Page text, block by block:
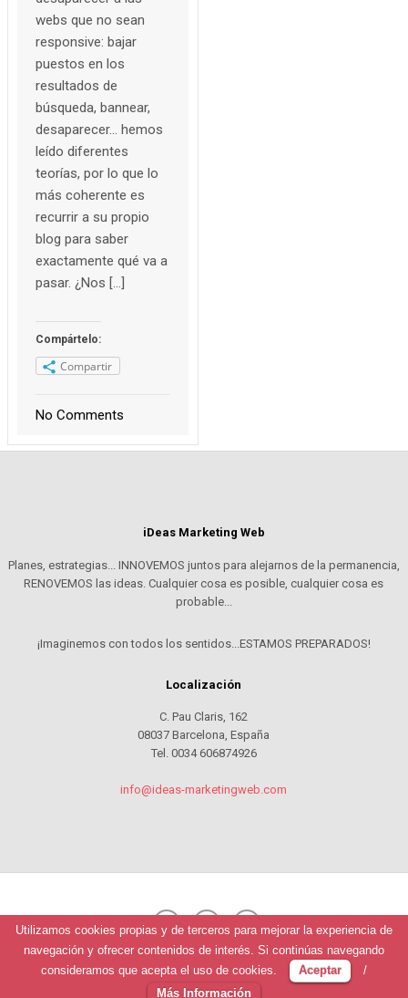
webs que no sean
responsive: bajar
puestos en los
resultados de
búsqueda, bannear,
desaparecer… hemos
leído diferentes
teorías, por lo que lo
más coherente es
recurrir a su propio
blog para saber
exactamente qué va a
pasar. ¿Nos […]
Compártelo:
Compartir
No Comments
iDeas Marketing Web
Planes, estrategias... INNOVEMOS juntos para alejarnos de la permanencia,
RENOVEMOS las ideas. Cualquier cosa es posible, cualquier cosa es
probable...
¡Imaginemos con todos los sentidos...ESTAMOS PREPARADOS!
Localización
C. Pau Claris, 162
08037 Barcelona, España
Tel. 0034 606874926
info@ideas-marketingweb.com
© 2026iDeas Marketing Web.
Utilizamos cookies propias y de terceros para mejorar la experiencia de
navegación y ofrecer contenidos de interés. Si continúas navegando
consideramos que acepta el uso de cookies.
Aceptar
/
Más Información